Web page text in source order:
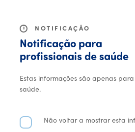
i NOTIFICAÇÃO
Notificação para
profissionais de saúde
Estas informações são apenas
saúde.
Não voltar a mostrar esta